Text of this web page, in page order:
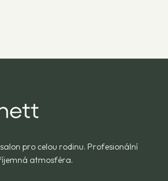
pro celou rodinu. Profesionální
atmosféra.